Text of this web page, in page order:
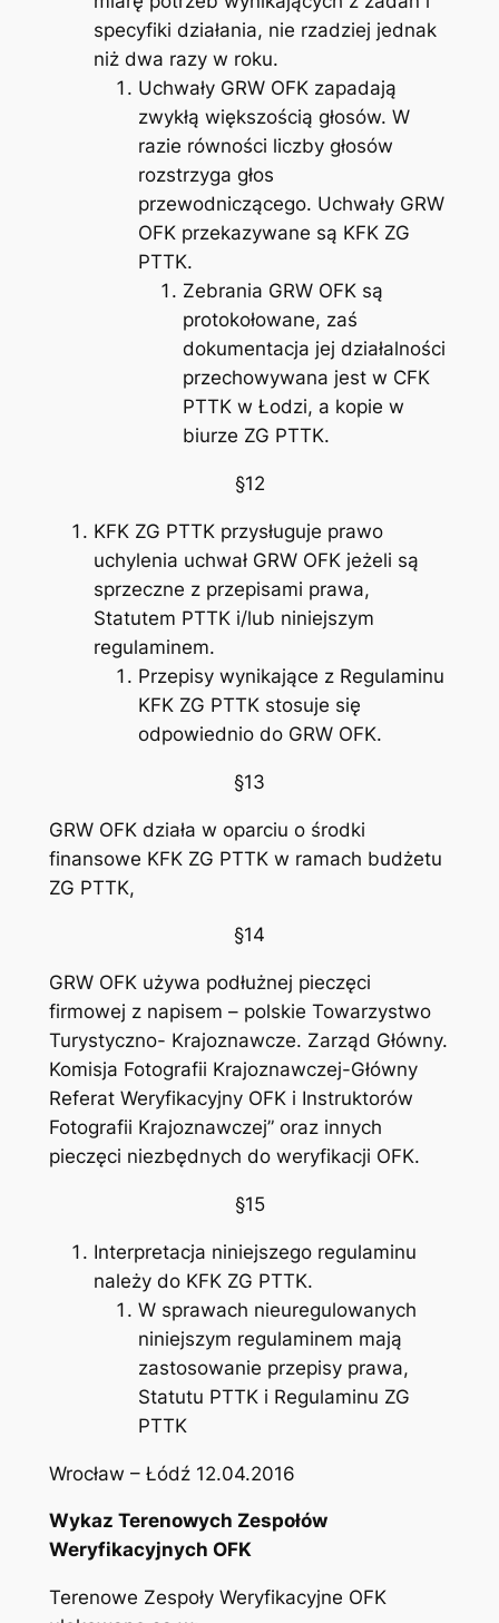
specyfiki działania, nie rzadziej jednak
niż dwa razy w roku.
Uchwały GRW OFK zapadają
zwykłą większością głosów. W
razie równości liczby głosów
rozstrzyga głos
przewodniczącego. Uchwały GRW
OFK przekazywane są KFK ZG
PTTK.
Zebrania GRW OFK są
protokołowane, zaś
dokumentacja jej działalności
przechowywana jest w CFK
PTTK w Łodzi, a kopie w
biurze ZG PTTK.
§12
KFK ZG PTTK przysługuje prawo
uchylenia uchwał GRW OFK jeżeli są
sprzeczne z przepisami prawa,
Statutem PTTK i/lub niniejszym
regulaminem.
Przepisy wynikające z Regulaminu
KFK ZG PTTK stosuje się
odpowiednio do GRW OFK.
§13
GRW OFK działa w oparciu o środki
finansowe KFK ZG PTTK w ramach budżetu
ZG PTTK,
§14
GRW OFK używa podłużnej pieczęci
firmowej z napisem – polskie Towarzystwo
Turystyczno- Krajoznawcze. Zarząd Główny.
Komisja Fotografii Krajoznawczej-Główny
Referat Weryfikacyjny OFK i Instruktorów
Fotografii Krajoznawczej” oraz innych
pieczęci niezbędnych do weryfikacji OFK.
§15
Interpretacja niniejszego regulaminu
należy do KFK ZG PTTK.
W sprawach nieuregulowanych
niniejszym regulaminem mają
zastosowanie przepisy prawa,
Statutu PTTK i Regulaminu ZG
PTTK
Wrocław – Łódź 12.04.2016
Wykaz Terenowych Zespołów
Weryfikacyjnych OFK
Terenowe Zespoły Weryfikacyjne OFK